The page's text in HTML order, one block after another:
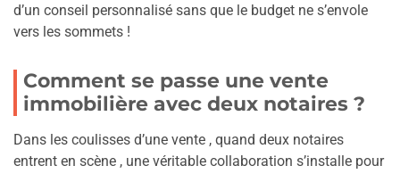
d’un conseil personnalisé sans que le budget ne s’envole
vers les sommets !
Comment se passe une vente
immobilière avec deux notaires ?
Dans les coulisses d’une vente , quand deux notaires
entrent en scène , une véritable collaboration s’installe pour